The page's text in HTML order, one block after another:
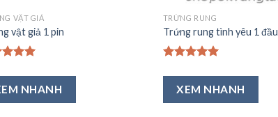
VẬT GIẢ
vật giả 1 pin
5.00
NHANH
TRỨNG RUNG
Trứng rung tình yêu 1 đầu
hạng5.00
5 sao
XEM NHANH